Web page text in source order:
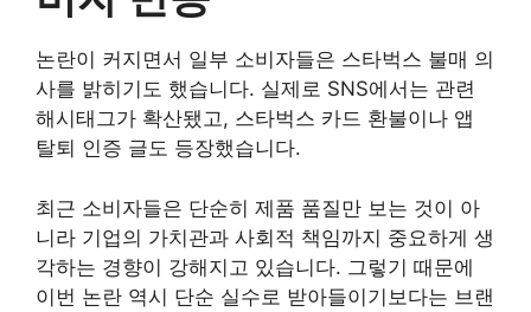
논란이 커지면서 일부 소비자들은 스타벅스 불매 의
사를 밝히기도 했습니다. 실제로 SNS에서는 관련
해시태그가 확산됐고, 스타벅스 카드 환불이나 앱
탈퇴 인증 글도 등장했습니다.
최근 소비자들은 단순히 제품 품질만 보는 것이 아
니라 기업의 가치관과 사회적 책임까지 중요하게 생
각하는 경향이 강해지고 있습니다. 그렇기 때문에
이번 논란 역시 단순 실수로 받아들이기보다는 브랜